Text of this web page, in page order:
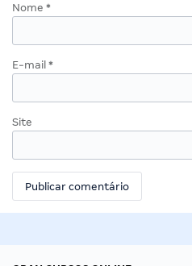
Nome *
E-mail *
Site